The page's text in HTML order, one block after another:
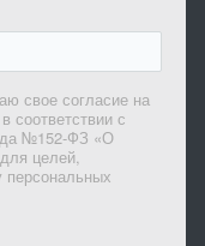
свое согласие на
соответствии с
№152-ФЗ «О
целей,
персональных